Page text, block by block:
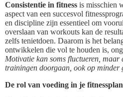
Consistentie in fitness is misschien
aspect van een succesvol
en discipline zijn essentieel om
overslaan van workouts kan de
zelfs tenietdoen. Daarom is het
ontwikkelen die vol te houden is,
Motivatie kan soms fluctueren,
trainingen doorgaan, ook op minder
De rol van voeding in je fitnessplan